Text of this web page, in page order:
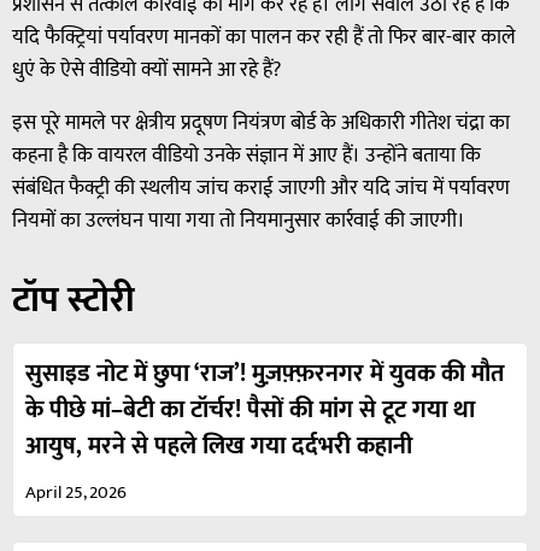
यदि फैक्ट्रियां पर्यावरण मानकों का पालन कर रही हैं तो फिर बार-बार काले
धुएं के ऐसे वीडियो क्यों सामने आ रहे हैं?
इस पूरे मामले पर क्षेत्रीय प्रदूषण नियंत्रण बोर्ड के अधिकारी गीतेश चंद्रा का
कहना है कि वायरल वीडियो उनके संज्ञान में आए हैं। उन्होंने बताया कि
संबंधित फैक्ट्री की स्थलीय जांच कराई जाएगी और यदि जांच में पर्यावरण
नियमों का उल्लंघन पाया गया तो नियमानुसार कार्रवाई की जाएगी।
टॉप स्टोरी
सुसाइड नोट में छुपा ‘राज’! मुज़फ़्फ़रनगर में युवक की मौत
के पीछे मां–बेटी का टॉर्चर! पैसों की मांग से टूट गया था
आयुष, मरने से पहले लिख गया दर्दभरी कहानी
April 25, 2026